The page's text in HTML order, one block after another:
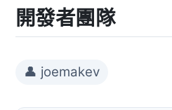
開發者團隊
👤 joemakev